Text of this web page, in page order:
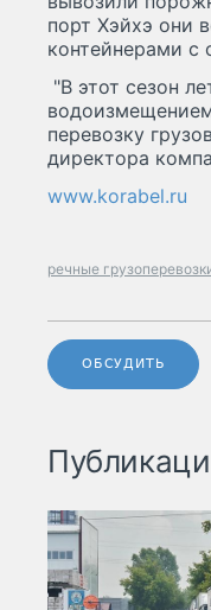
порт Хэйхэ они
контейнерами с
"В этот сезон
перевозку
директора
www.korabel.ru
речные
ОБСУДИТЬ